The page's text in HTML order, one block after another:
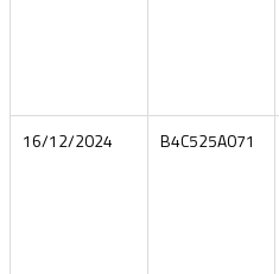
16/12/2024 B4C525A071